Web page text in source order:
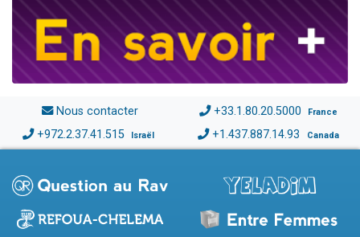
Nous contacter +33.1.80.20.5000 France
+972.2.37.41.515 Israël +1.437.887.14.93 Canada